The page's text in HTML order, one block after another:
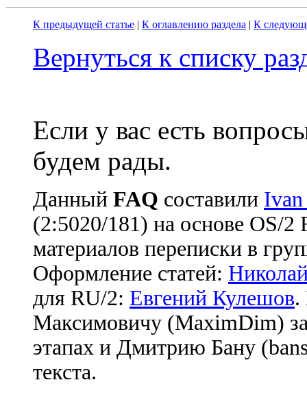
К предыдущей статье | К оглавлению раздела | К
Вернуться к списку
Если у вас есть
будем рады.
Данный FAQ cоставили
(2:5020/181) на основе OS/
материалов переписки в
Оформление статей:
для RU/2: Евгений Кулешов.
Максимовичу (MaximDim)
этапах и Дмитрию Бану
текста.